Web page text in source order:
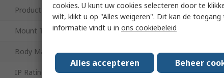
Product Type Heavy Duty Power Connector
Mount Type Cable
Body Material Polyamide
IP Rating IP65
cookies. U kunt uw cookies selecteren door te
wilt, klikt u op "Alles weigeren". Dit kan de
informatie vindt u in ons cookiebeleid
Alles accepteren Beheer